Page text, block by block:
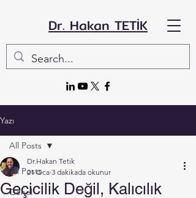
Dr. Hakan TETİK
Yazı
All Posts
Genel
All Posts
Geçicilik Değil, Kalıcılık
Dr.Hakan Tetik
21 Oca 3 dakikada okunur